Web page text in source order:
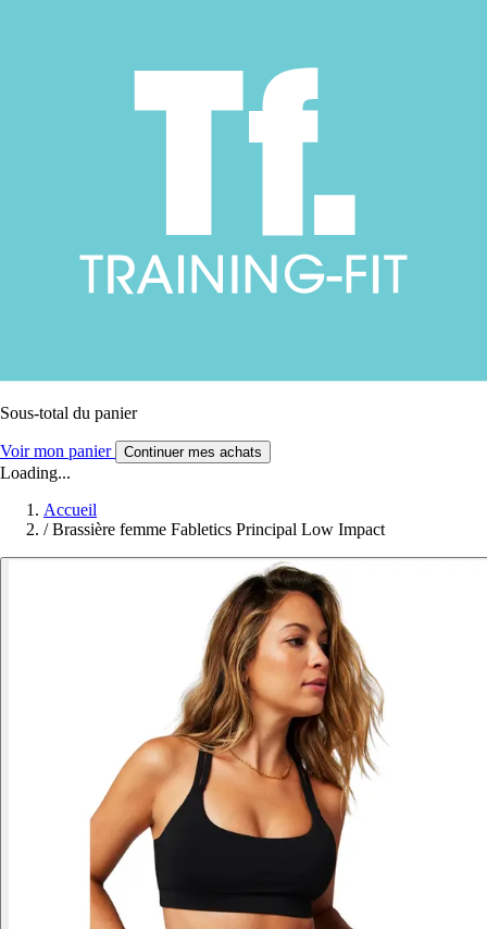
Sous-total du panier
Voir mon panier Continuer mes achats
Loading...
Accueil
/ Brassière femme Fabletics Principal Low Impact